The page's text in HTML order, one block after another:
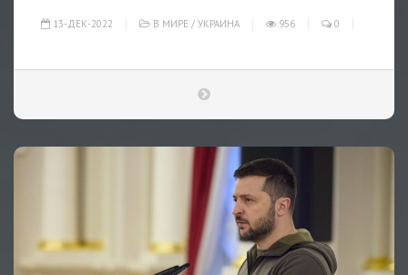
13-ДЕК-2022 В МИРЕ / УКРАИНА 956 0